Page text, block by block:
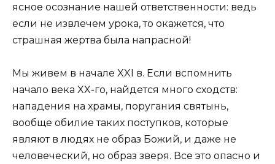
ясное осознание нашей ответственности: ведь
если не извлечем урока, то окажется, что
страшная жертва была напрасной!
Мы живем в начале XXI в. Если вспомнить
начало века XX-го, найдется много сходств:
нападения на храмы, поругания святынь,
вообще обилие таких поступков, которые
являют в людях не образ Божий, и даже не
человеческий, но образ зверя. Все это опасно и